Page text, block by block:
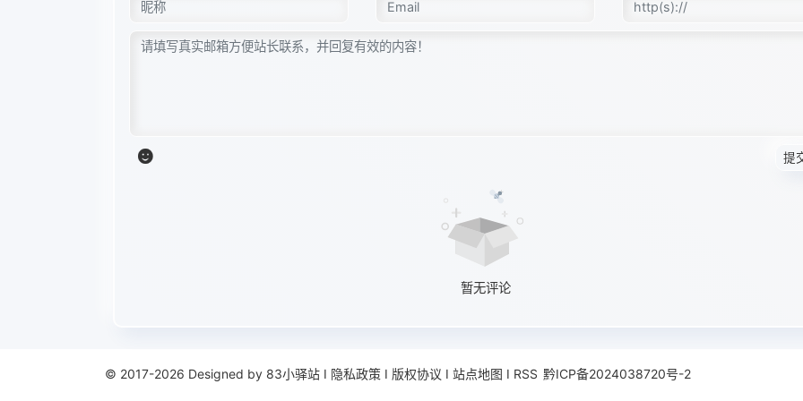
提
暂无评论
© 2017-2026 Designed by 83小驿站 Ι 隐私政策 Ι 版权协议 Ι 站点地图 Ι RSS 黔ICP备2024038720号-2